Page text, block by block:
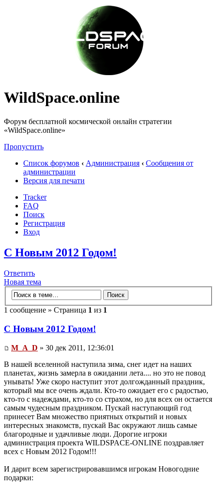
WildSpace.online
Форум бесплатной космической онлайн стратегии
«WildSpace.online»
Пропустить
Список форумов ‹ Администрация ‹ Сообщения от
администрации
Версия для печати
Tracker
FAQ
Поиск
Регистрация
Вход
С Новым 2012 Годом!
Ответить
Новая тема
1 сообщение » Страница 1 из 1
С Новым 2012 Годом!
M_A_D » 30 дек 2011, 12:36:01
В нашей вселенной наступила зима, снег идет на наших
планетах, жизнь замерла в ожидании лета.... но это не повод
унывать! Уже скоро наступит этот долгожданный праздник,
который мы все очень ждали. Кто-то ожидает его с радостью,
кто-то с надеждами, кто-то со страхом, но для всех он остается
самым чудесным праздником. Пускай наступающий год
принесет Вам множество приятных открытий и новых
интересных знакомств, пускай Вас окружают лишь самые
благородные и удачливые люди. Дорогие игроки
администрация проекта WILDSPACE-ONLINE поздравляет
всех с Новым 2012 Годом!!!
И дарит всем зарегистрировавшимся игрокам Новогодние
подарки: